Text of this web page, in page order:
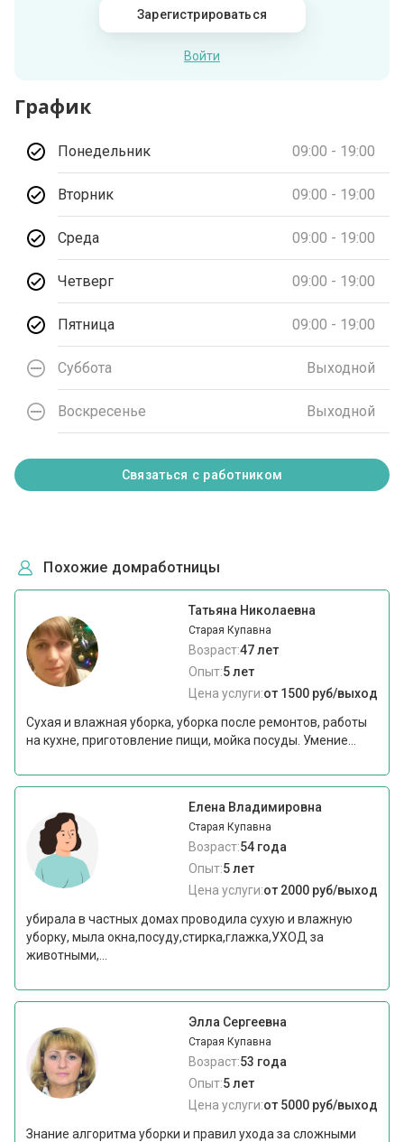
Зарегистрироваться
Войти
График
Понедельник 09:00 - 19:00
Вторник 09:00 - 19:00
Среда 09:00 - 19:00
Четверг 09:00 - 19:00
Пятница 09:00 - 19:00
Суббота Выходной
Воскресенье Выходной
Связаться с работником
Похожие домработницы
Татьяна Николаевна
Старая Купавна
Возраст:47 лет
Опыт:5 лет
Цена услуги:от 1500 руб/выход
Сухая и влажная уборка, уборка после ремонтов, работы
на кухне, приготовление пищи, мойка посуды. Умение...
Елена Владимировна
Старая Купавна
Возраст:54 года
Опыт:5 лет
Цена услуги:от 2000 руб/выход
убирала в частных домах проводила сухую и влажную
уборку, мыла окна,посуду,стирка,глажка,УХОД за
животными,...
Элла Сергеевна
Старая Купавна
Возраст:53 года
Опыт:5 лет
Цена услуги:от 5000 руб/выход
Знание алгоритма уборки и правил ухода за сложными